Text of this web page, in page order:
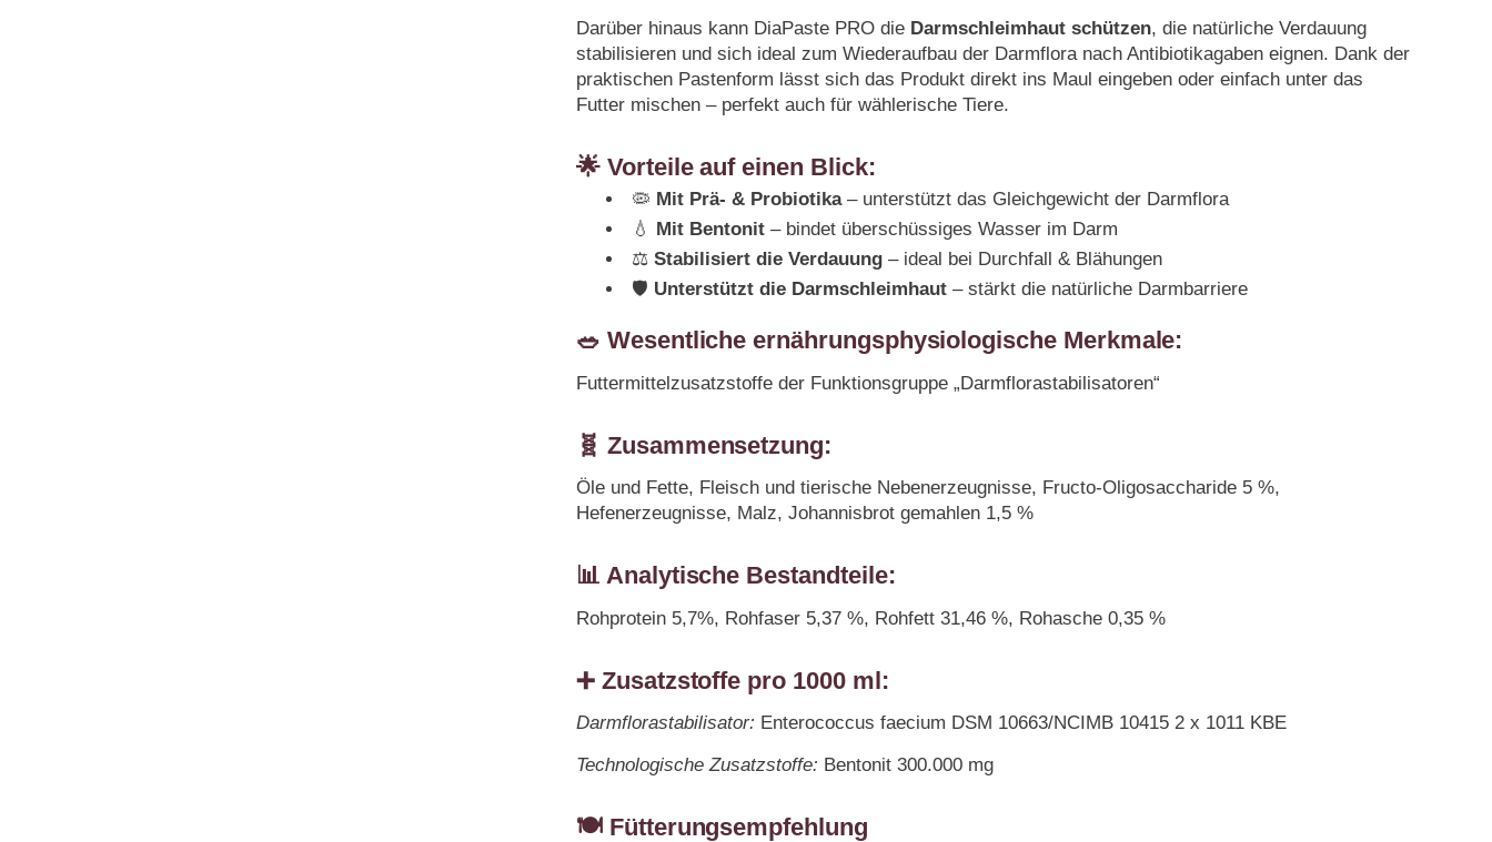
Darüber hinaus kann DiaPaste PRO die Darmschleimhaut schützen, die natürliche Verdauung
stabilisieren und sich ideal zum Wiederaufbau der Darmflora nach Antibiotikagaben eignen. Dank der
praktischen Pastenform lässt sich das Produkt direkt ins Maul eingeben oder einfach unter das
Futter mischen – perfekt auch für wählerische Tiere.
🌟 Vorteile auf einen Blick:
🦠 Mit Prä- & Probiotika– unterstützt das Gleichgewicht der Darmflora
💧
Mit Bentonit – bindet überschüssiges Wasser im Darm
⚖️ Stabilisiert die Verdauung – ideal bei Durchfall & Blähungen
🛡️ Unterstützt die Darmschleimhaut – stärkt die natürliche Darmbarriere
🥗 Wesentliche ernährungsphysiologische Merkmale:
Futtermittelzusatzstoffe der Funktionsgruppe „Darmflorastabilisatoren“
🧬 Zusammensetzung:
Öle und Fette, Fleisch und tierische Nebenerzeugnisse, Fructo-Oligosaccharide 5 %,
Hefenerzeugnisse, Malz, Johannisbrot gemahlen 1,5 %
📊 Analytische Bestandteile:
Rohprotein 5,7%, Rohfaser 5,37 %, Rohfett 31,46 %, Rohasche 0,35 %
➕ Zusatzstoffe pro 1000 ml:
Darmflorastabilisator: Enterococcus faecium DSM 10663/NCIMB 10415 2 x 1011 KBE
Technologische Zusatzstoffe: Bentonit 300.000 mg
🍽️ Fütterungsempfehlung